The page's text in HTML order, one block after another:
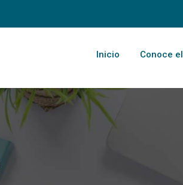
Inicio Conoce